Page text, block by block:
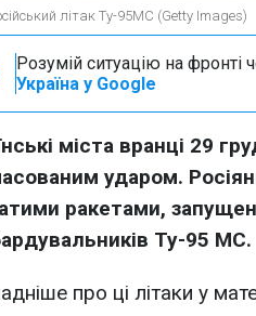
літак Ту-95МС (Getty Images)
Розумій ситуацію на фронті
Україна у Google
міста вранці 29
ударом.
ракетами,
Ту-95 МС.
про ці літаки у